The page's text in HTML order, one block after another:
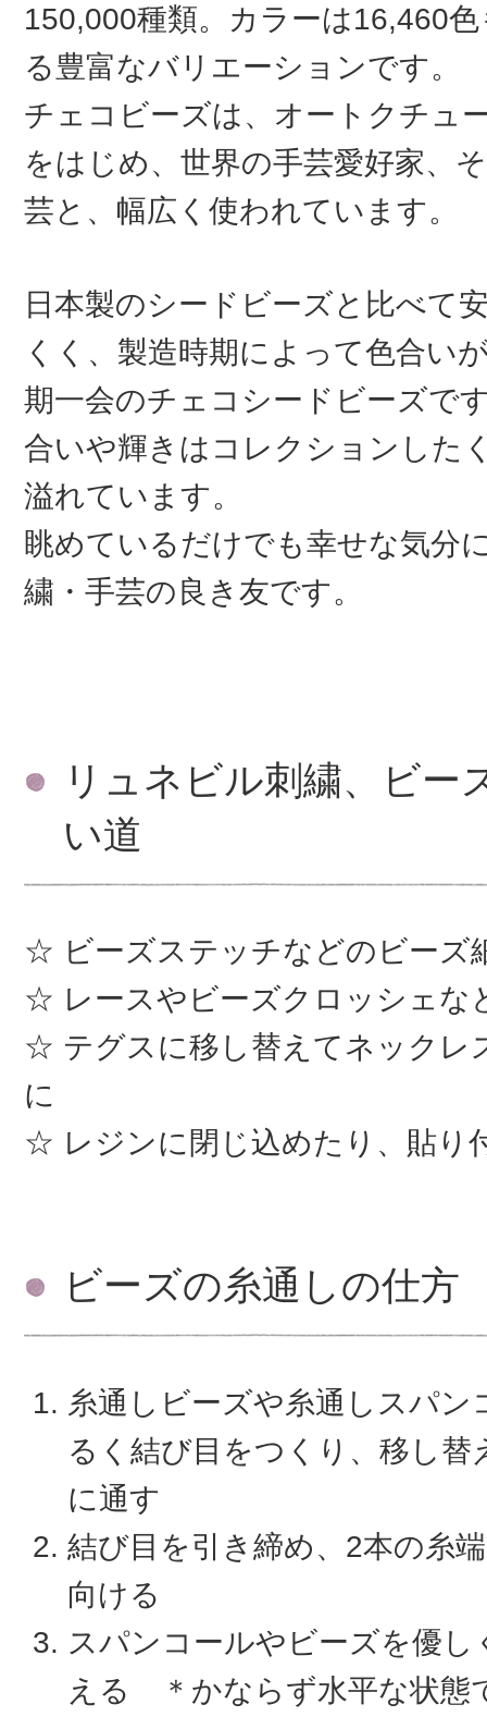
150,000種類。カラーは16,460
る豊富なバリエーションです。
チェコビーズは、オートクチュ
をはじめ、世界の手芸愛好家、
芸と、幅広く使われています。
日本製のシードビーズと比べて
くく、製造時期によって色合い
期一会のチェコシードビーズで
合いや輝きはコレクションした
溢れています。
眺めているだけでも幸せな気分
繍・手芸の良き友です。
リュネビル刺繍、ビー
い道
ビーズステッチなどのビーズ
レースやビーズクロッシェな
テグスに移し替えてネックレ
に
レジンに閉じ込めたり、貼り
ビーズの糸通しの仕方
糸通しビーズや糸通しスパン
るく結び目をつくり、移し替
に通す
結び目を引き締め、2本の糸
向ける
スパンコールやビーズを優し
える ＊かならず水平な状態